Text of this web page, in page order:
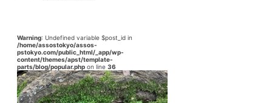
Warning: Undefined variable $post_id in
/home/assostokyo/assos-
pstokyo.com/public_html/_app/wp-
content/themes/apst/template-
parts/blog/popular.php on line 36